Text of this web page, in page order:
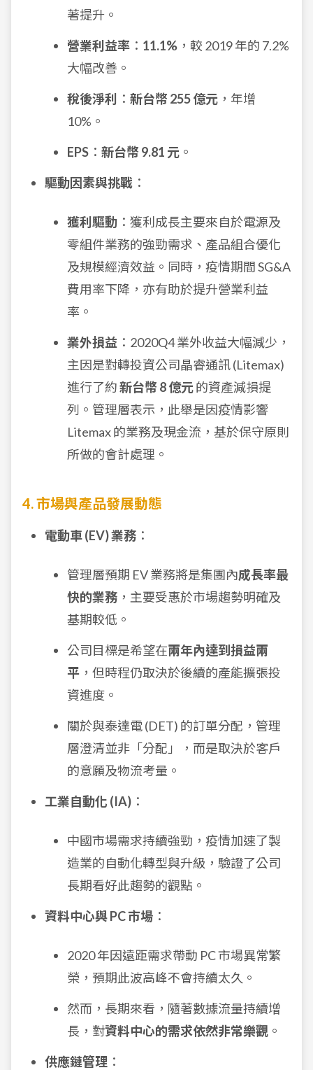
著提升。
營業利益率 ： 11.1% ，較 2019 年的 7.2%
大幅改善。
稅後淨利
： 新台幣 255 億元 ，年增
10%。
EPS ： 新台幣 9.81 元 。
驅動因素與挑戰 ：
獲利驅動 ：獲利成長主要來自於電源及
零組件業務的強勁需求、產品組合優化
及規模經濟效益。同時，疫情期間 SG&A
費用率下降，亦有助於提升營業利益
率。
業外損益 ：2020Q4 業外收益大幅減少，
主因是對轉投資公司晶睿通訊 (Litemax)
進行了約新台幣 8 億元的資產減損提
列。管理層表示，此舉是因疫情影響
Litemax 的業務及現金流，基於保守原則
所做的會計處理。
4. 市場與產品發展動態
電動車 (EV) 業務 ：
管理層預期 EV 業務將是集團內成長率最
快的業務 ，主要受惠於市場趨勢明確及
基期較低。
公司目標是希望在兩年內達到損益兩
平 ，但時程仍取決於後續的產能擴張投
資進度。
關於與泰達電 (DET) 的訂單分配，管理
層澄清並非「分配」，而是取決於客戶
的意願及物流考量。
工業自動化 (IA) ：
中國市場需求持續強勁，疫情加速了製
造業的自動化轉型與升級，驗證了公司
長期看好此趨勢的觀點。
資料中心與 PC 市場 ：
2020 年因遠距需求帶動 PC 市場異常繁
榮，預期此波高峰不會持續太久。
然而，長期來看，隨著數據流量持續增
長，對資料中心的需求依然非常樂觀 。
供應鏈管理 ：